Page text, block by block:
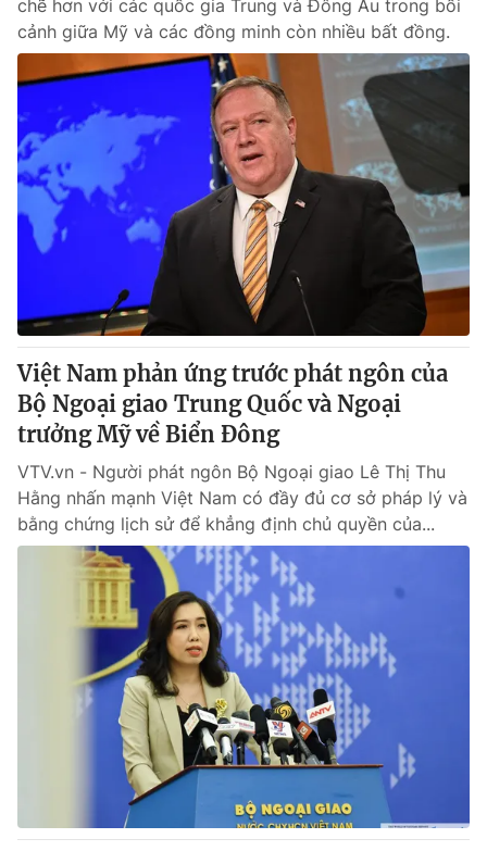
chẽ hơn với các quốc gia Trung và Đông Âu trong bối
cảnh giữa Mỹ và các đồng minh còn nhiều bất đồng.
Việt Nam phản ứng trước phát ngôn của
Bộ Ngoại giao Trung Quốc và Ngoại
trưởng Mỹ về Biển Đông
VTV.vn - Người phát ngôn Bộ Ngoại giao Lê Thị Thu
Hằng nhấn mạnh Việt Nam có đầy đủ cơ sở pháp lý và
bằng chứng lịch sử để khẳng định chủ quyền của...